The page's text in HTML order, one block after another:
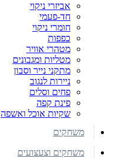
אביזרי ניקוי
חד-פעמי
חומרי ניקוי
כפפות
מטהרי אוויר
מטליות ומגבונים
מתקני נייר וסבון
ניירות לנגוב
פחים וסלים
פינת קפה
שקיות אוכל ואשפה
משחקים
משחקים וצעצועים